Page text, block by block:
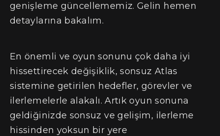
genişleme güncellememiz. Gelin hemen
detaylarına bakalım.
En önemli ve oyun sonunu çok daha iyi
hissettirecek değişiklik, sonsuz Atlas
sistemine getirilen hedefler, görevler ve
ilerlemelerle alakalı. Artık oyun sonuna
geldiğinizde sonsuz ve gelişim, ilerleme
hissinden yoksun bir yere